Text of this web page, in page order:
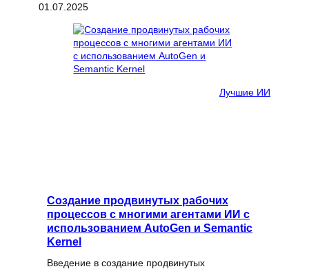
01.07.2025
Лучшие ИИ
Создание продвинутых рабочих
процессов с многими агентами ИИ с
использованием AutoGen и Semantic
Kernel
Введение в создание продвинутых